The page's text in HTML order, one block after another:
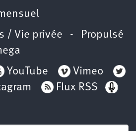
/ Vie privée - Propulsé
YouTube
Vimeo
Flux RSS